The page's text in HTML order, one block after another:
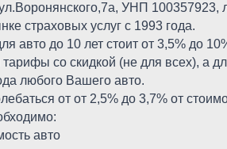
УНП
страховых услуг с 1993 года.
авто до 10 лет стоит от 3,5% до
со скидкой (не для всех), а
любого Вашего авто.
от от 2,5% до 3,7% от
авто